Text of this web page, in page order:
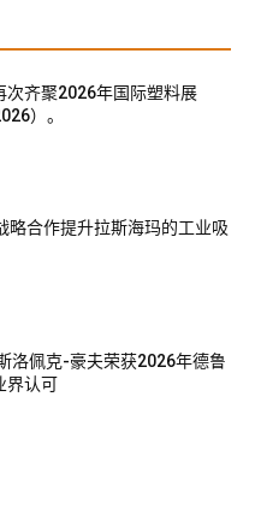
次齐聚2026年国际塑料展
）。
略合作提升拉斯海玛的工业吸
洛佩克-豪夫荣获2026年德鲁
界认可